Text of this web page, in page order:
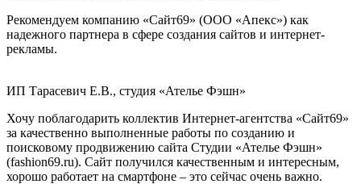
Рекомендуем компанию «Сайт69» (ООО «Апекс») как
надежного партнера в сфере создания сайтов и интернет-
рекламы.
ИП Тарасевич Е.В., студия «Ателье Фэшн»
Хочу поблагодарить коллектив Интернет-агентства «Сайт69»
за качественно выполненные работы по созданию и
поисковому продвижению сайта Студии «Ателье Фэшн»
(fashion69.ru). Сайт получился качественным и интересным,
хорошо работает на смартфоне – это сейчас очень важно.